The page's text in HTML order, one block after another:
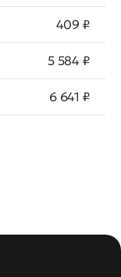
409 ₽
5 584 ₽
6 641 ₽